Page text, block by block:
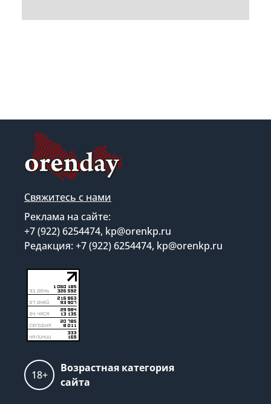
Свяжитесь с нами
Реклама на сайте:
+7 (922) 6254474, kp@orenkp.ru
Редакция: +7 (922) 6254474, kp@orenkp.ru
18+
Возрастная категория
сайта